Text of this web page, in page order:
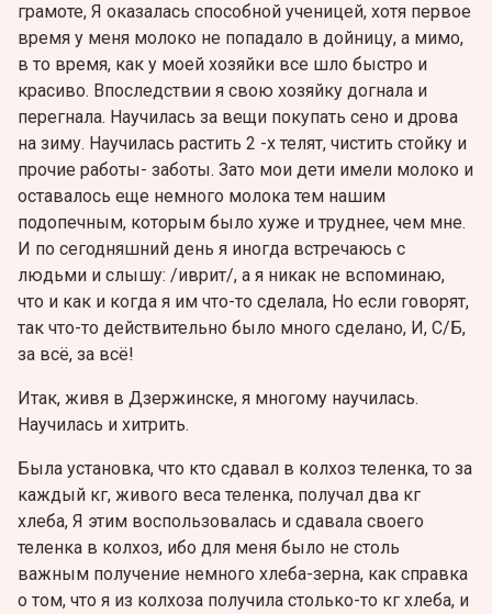
грамоте, Я оказалась способной ученицей, хотя первое
время у меня молоко не попадало в дойницу, а мимо,
в то время, как у моей хозяйки все шло быстро и
красиво. Впоследствии я свою хозяйку догнала и
перегнала. Научилась за вещи покупать сено и дрова
на зиму. Научилась растить 2 -х телят, чистить стойку и
прочие работы- заботы. Зато мои дети имели молоко и
оставалось еще немного молока тем нашим
подопечным, которым было хуже и труднее, чем мне.
И по сегодняшний день я иногда встречаюсь с
людьми и слышу: /иврит/, а я никак не вспоминаю,
что и как и когда я им что-то сделала, Но если говорят,
так что-то действительно было много сделано, И, С/Б,
за всё, за всё!
Итак, живя в Дзержинске, я многому научилась.
Научилась и хитрить.
Была установка, что кто сдавал в колхоз теленка, то за
каждый кг, живого веса теленка, получал два кг
хлеба, Я этим воспользовалась и сдавала своего
теленка в колхоз, ибо для меня было не столь
важным получение немного хлеба-зерна, как справка
о том, что я из колхоза получила столько-то кг хлеба, и